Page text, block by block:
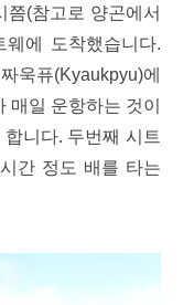
(참고로 양곤에서
에 도착했습니다.
욱퓨(Kyaukpyu)에
매일 운항하는 것이
니다. 두번째 시트
간 정도 배를 타는